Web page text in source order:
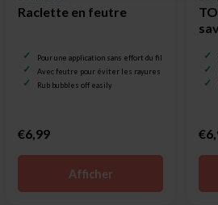
Raclette en feutre
Pour une application sans effort du film pour vitrage
Avec feutre pour éviter les rayures
Rub bubbles off easily
€6,99
Afficher